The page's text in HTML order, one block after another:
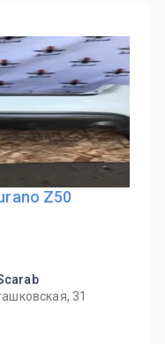
Z50
31